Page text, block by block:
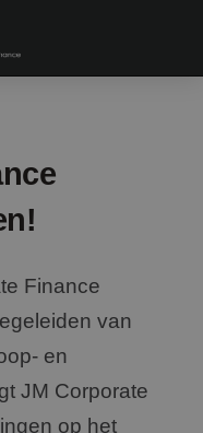
Finance
van
en
JM Corporate
op het